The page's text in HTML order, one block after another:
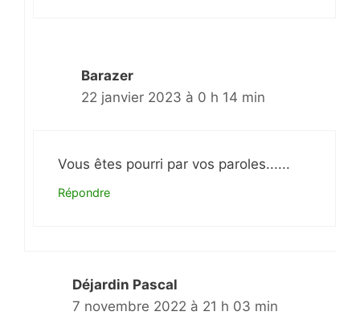
Barazer
22 janvier 2023 à 0 h 14 min
Vous êtes pourri par vos paroles......
Répondre
Déjardin Pascal
7 novembre 2022 à 21 h 03 min